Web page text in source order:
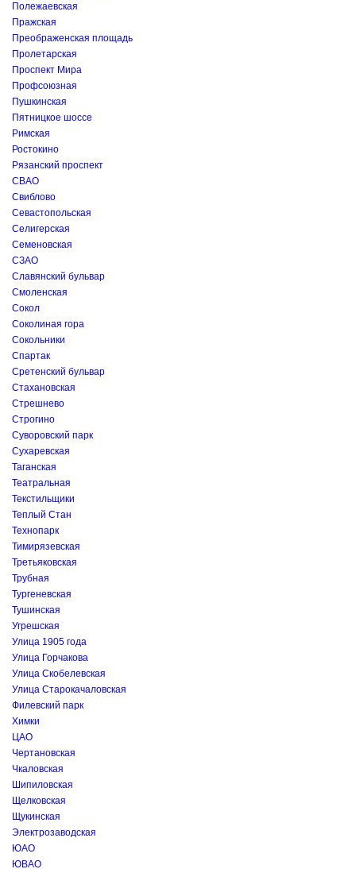
Полежаевская
Пражская
Преображенская площадь
Пролетарская
Проспект Мира
Профсоюзная
Пушкинская
Пятницкое шоссе
Римская
Ростокино
Рязанский проспект
СВАО
Свиблово
Севастопольская
Селигерская
Семеновская
СЗАО
Славянский бульвар
Смоленская
Сокол
Соколиная гора
Сокольники
Спартак
Сретенский бульвар
Стахановская
Стрешнево
Строгино
Суворовский парк
Сухаревская
Таганская
Театральная
Текстильщики
Теплый Стан
Технопарк
Тимирязевская
Третьяковская
Трубная
Тургеневская
Тушинская
Угрешская
Улица 1905 года
Улица Горчакова
Улица Скобелевская
Улица Старокачаловская
Филевский парк
Химки
ЦАО
Чертановская
Чкаловская
Шипиловская
Щелковская
Щукинская
Электрозаводская
ЮАО
ЮВАО